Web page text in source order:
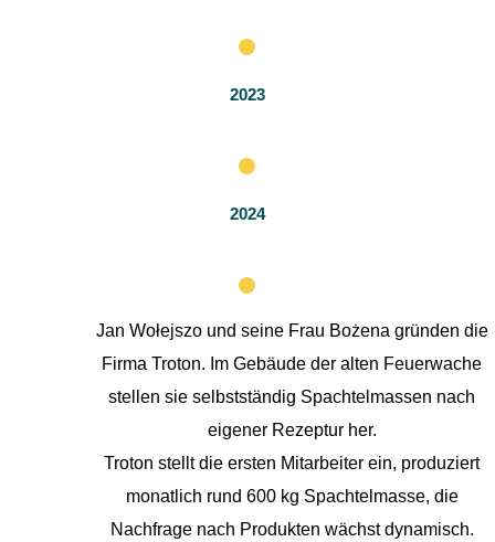
2023
2024
Jan Wołejszo und seine Frau Bożena gründen die
Firma Troton. Im Gebäude der alten Feuerwache
stellen sie selbstständig Spachtelmassen nach
eigener Rezeptur her.
Troton stellt die ersten Mitarbeiter ein, produziert
monatlich rund 600 kg Spachtelmasse, die
Nachfrage nach Produkten wächst dynamisch.